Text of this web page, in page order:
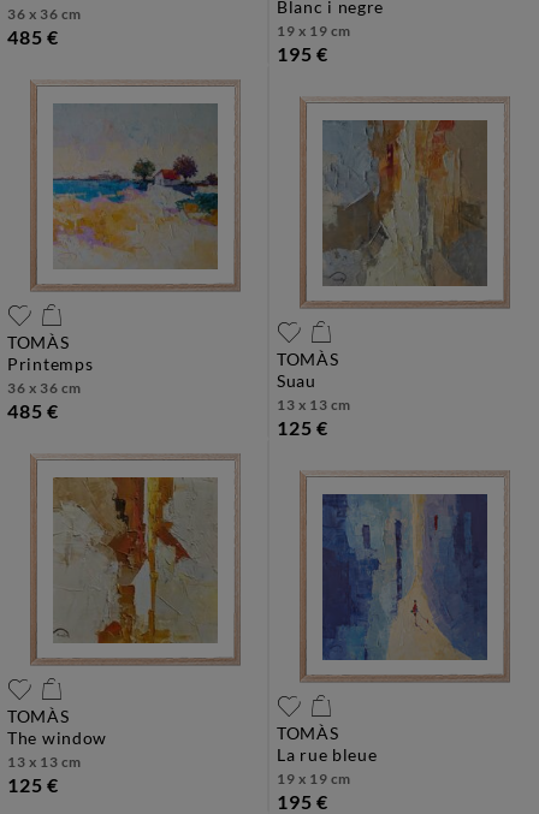
36 x 36 cm
485 €
blanc i negre
19 x 19 cm
195 €
TOMÀS
printemps
36 x 36 cm
485 €
TOMÀS
suau
13 x 13 cm
125 €
TOMÀS
the window
13 x 13 cm
125 €
TOMÀS
la rue bleue
19 x 19 cm
195 €